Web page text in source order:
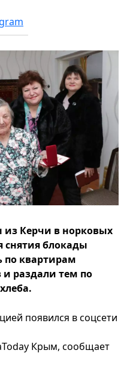
Керчи в норковых
снятия блокады
по квартирам
раздали тем по
появился в соцсети
Крым, сообщает